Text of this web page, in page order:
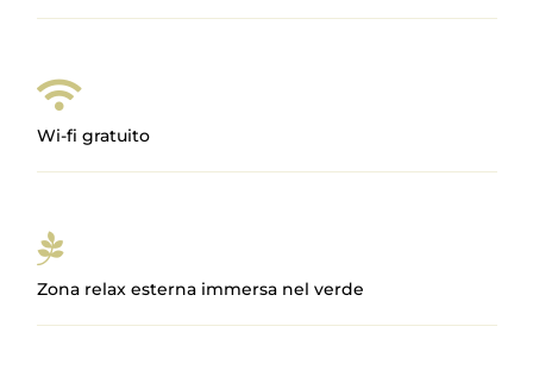

Wi-fi gratuito

Zona relax esterna immersa nel verde